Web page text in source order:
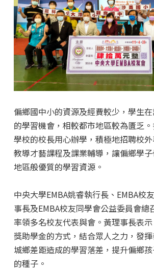
偏鄉國中小的資源及經費較少，學生
的學習機會，相較都市地區較為匱乏
學校的校長用心辦學，積極地招聘校
教導才藝課程及課業輔導，讓偏鄉學
地區般優質的學習資源。
中央大學EMBA姚睿執行長、EMBA校
事長及EMBA校友同學會公益委員會總
率領多名校友代表與會。黃理事長表
獎助學金的方式，結合眾人之力，發
城鄉差距造成的學習落差，提升偏鄉
的種子。